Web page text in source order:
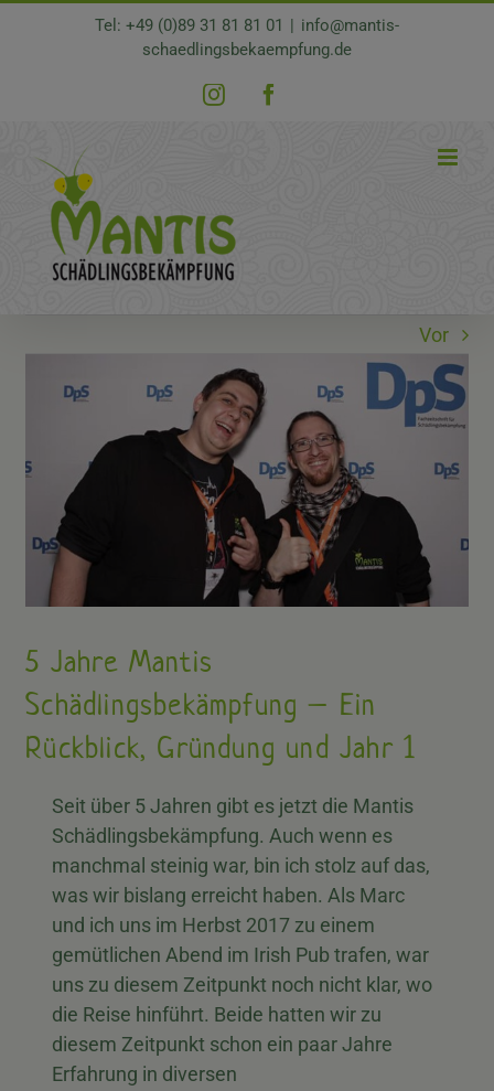
Tel: +49 (0)89 31 81 81 01 | info@mantis-
schaedlingsbekaempfung.de
Instagram
Vor
5 Jahre Mantis
Schädlingsbekämpfung – Ein
Rückblick, Gründung und Jahr 1
Seit über 5 Jahren gibt es jetzt die Mantis
Schädlingsbekämpfung. Auch wenn es
manchmal steinig war, bin ich stolz auf das,
was wir bislang erreicht haben. Als Marc
und ich uns im Herbst 2017 zu einem
gemütlichen Abend im Irish Pub trafen, war
uns zu diesem Zeitpunkt noch nicht klar, wo
die Reise hinführt. Beide hatten wir zu
diesem Zeitpunkt schon ein paar Jahre
Erfahrung in diversen